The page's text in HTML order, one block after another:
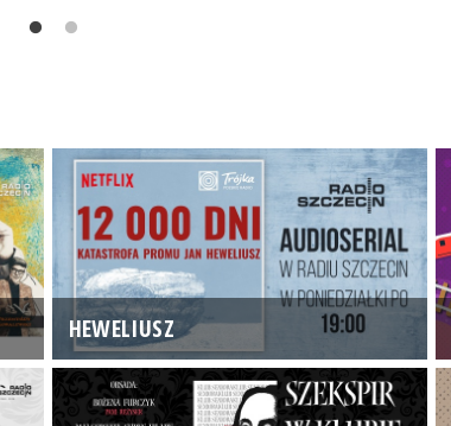
HEWELIUSZ